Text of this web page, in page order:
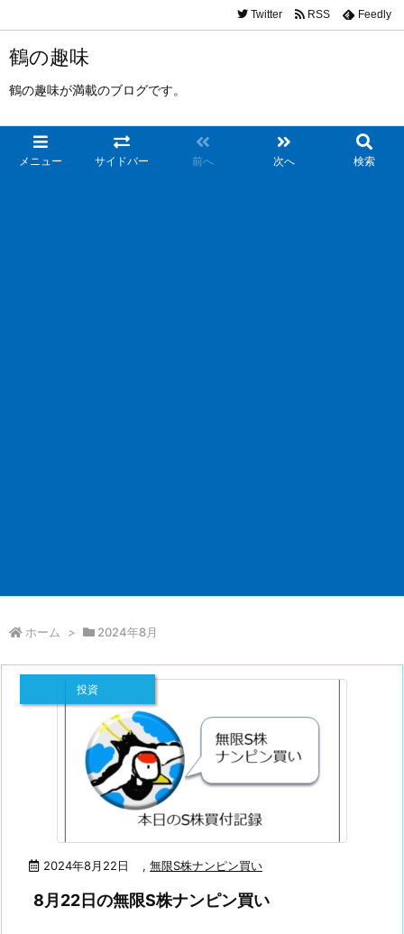
鶴の趣味
鶴の趣味が満載のブログです。
メニュー サイドバー 前へ 次へ 検索
Twitter RSS Feedly
ホーム > 2024年8月
2024年8月22日
投資
, 無限S株ナンピン買い
8月22日の無限S株ナンピン買い